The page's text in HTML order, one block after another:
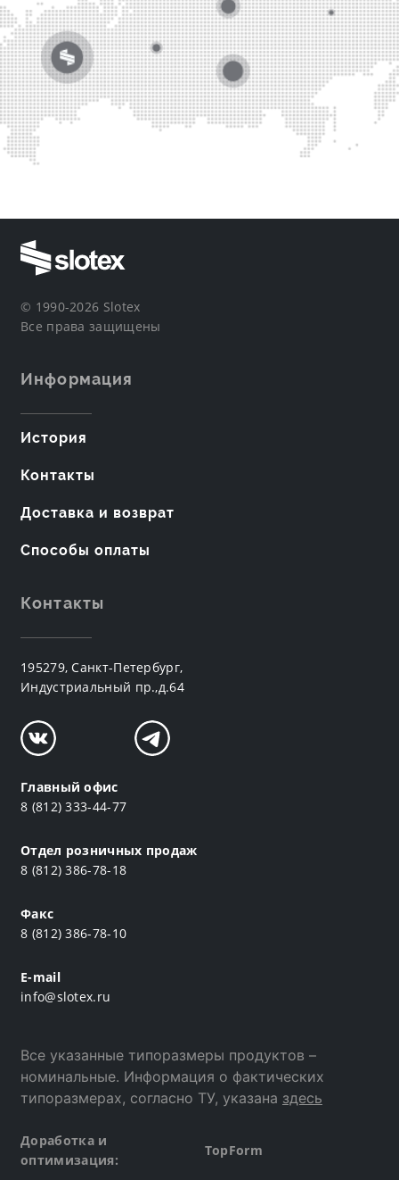
© 1990-2026 Slotex
Все права защищены
Информация
История
Контакты
Доставка и возврат
Способы оплаты
Контакты
195279, Санкт-Петербург,
Индустриальный пр.,д.64
Главный офис
8 (812) 333-44-77
Отдел розничных продаж
8 (812) 386-78-18
Факс
8 (812) 386-78-10
E-mail
info@slotex.ru
Все указанные типоразмеры продуктов –
номинальные. Информация о фактических
типоразмерах, согласно ТУ, указана здесь
Доработка и
оптимизация:
TopForm